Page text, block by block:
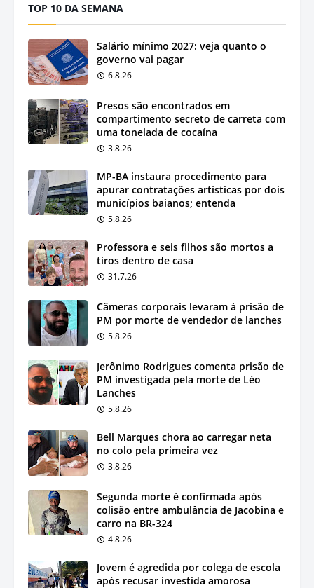
TOP 10 DA SEMANA
Salário mínimo 2027: veja quanto o
governo vai pagar
6.8.26
Presos são encontrados em
compartimento secreto de carreta com
uma tonelada de cocaína
3.8.26
MP-BA instaura procedimento para
apurar contratações artísticas por dois
municípios baianos; entenda
5.8.26
Professora e seis filhos são mortos a
tiros dentro de casa
31.7.26
Câmeras corporais levaram à prisão de
PM por morte de vendedor de lanches
5.8.26
Jerônimo Rodrigues comenta prisão de
PM investigada pela morte de Léo
Lanches
5.8.26
Bell Marques chora ao carregar neta
no colo pela primeira vez
3.8.26
Segunda morte é confirmada após
colisão entre ambulância de Jacobina e
carro na BR-324
4.8.26
Jovem é agredida por colega de escola
após recusar investida amorosa